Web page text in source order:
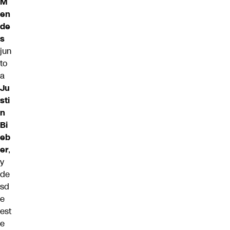
en
de
s
jun
to
a
Ju
sti
n
Bi
eb
er,
y
de
sd
e
est
e